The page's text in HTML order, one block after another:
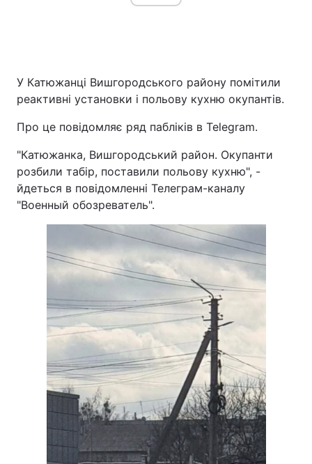
У Катюжанці Вишгородського району помітили
реактивні установки і польову кухню окупантів.
Про це повідомляє ряд пабліків в Telegram.
"Катюжанка, Вишгородський район. Окупанти
розбили табір, поставили польову кухню", -
йдеться в повідомленні Телеграм-каналу
"Военный обозреватель".